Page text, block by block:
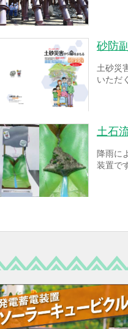
砂防
土砂災
いただ
土石
降雨に
装置で